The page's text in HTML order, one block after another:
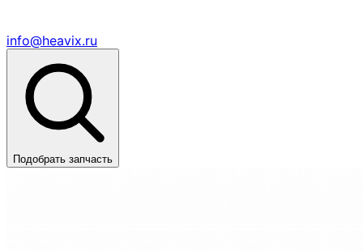
info@heavix.ru
Подобрать запчасть